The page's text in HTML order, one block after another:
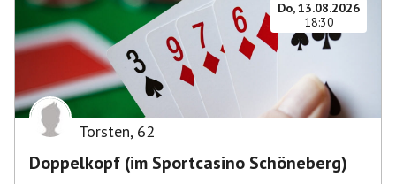
Do, 13.08.2026
18:30
Torsten, 62
Doppelkopf (im Sportcasino Schöneberg)